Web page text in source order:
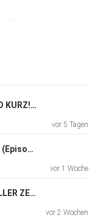
Podcast aus
KREUZBERGER MANIFESTE SIND KURZ! (Episode 235)
vor 5 Tagen
GIB DEM STADTAFFEN ZUCKER! (Episode 234)
vor 1 Woche
DIE SCHLIMMSTEN PLATTEN ALLER ZEITEN! (Episode 233)
vor 2 Wochen